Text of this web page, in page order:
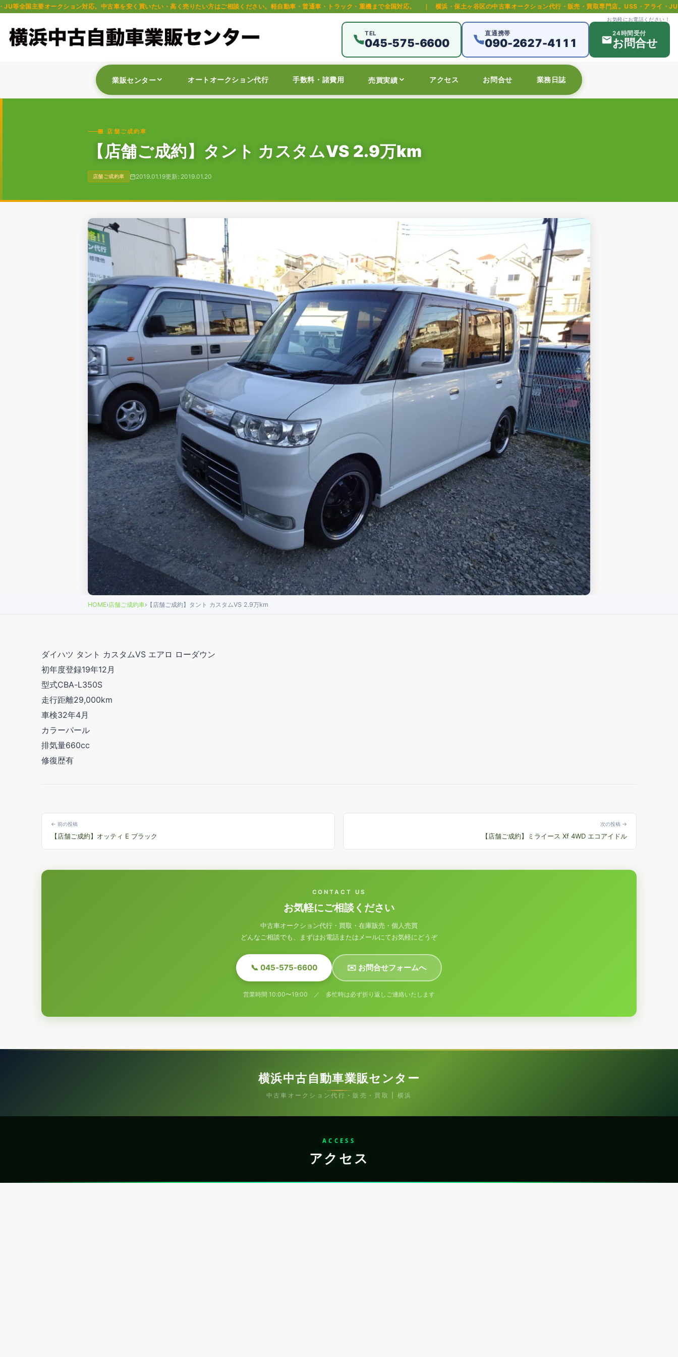
ン対応。中古車を安く買いたい・高く売りたい方はご相談ください。軽自動車・普通車・トラック・重機まで全国対応。 ｜横浜・保土ヶ谷区の中古車オークション代行・販売・買取専門店。USS・アライ・JU等全国主要オーク
お気軽にお電話ください！
TEL
045-575-6600
直通携帯
090-2627-4111
24時間受付
お問合せ
業販センター オートオークション代行 手数料・諸費用 売買実績 アクセス お問合せ 業務日誌
🏪 店舗ご成約車
【店舗ご成約】タント カスタムVS 2.9万km
店舗ご成約車 2019.01.19更新: 2019.01.20
HOME›店舗ご成約車› 【店舗ご成約】タント カスタムVS 2.9万km
ダイハツ タント カスタムVS エアロ ローダウン
初年度登録19年12月
型式CBA-L350S
走行距離29,000km
車検32年4月
カラーパール
排気量660cc
修復歴有
← 前の投稿
【店舗ご成約】オッティ E ブラック
次の投稿 →
【店舗ご成約】ミライース Xf 4WD エコアイドル
CONTACT US
お気軽にご相談ください
中古車オークション代行・買取・在庫販売・個人売買
どんなご相談でも、まずはお電話またはメールにてお気軽にどうぞ
📞 045-575-6600 ✉️ お問合せフォームへ
営業時間 10:00〜19:00 ／ 多忙時は必ず折り返しご連絡いたします
横浜中古自動車業販センター
中古車オークション代行・販売・買取 | 横浜
ACCESS
アクセス